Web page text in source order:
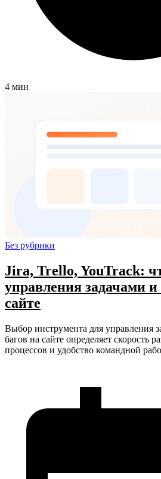
4 мин
Без рубрики
Jira, Trello, YouTrack:
управления задачами
сайте
Выбор инструмента для управления
багов на сайте определяет скорость
процессов и удобство командной